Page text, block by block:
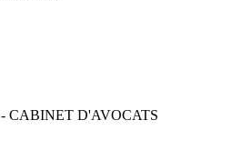
CABINET D'AVOCATS